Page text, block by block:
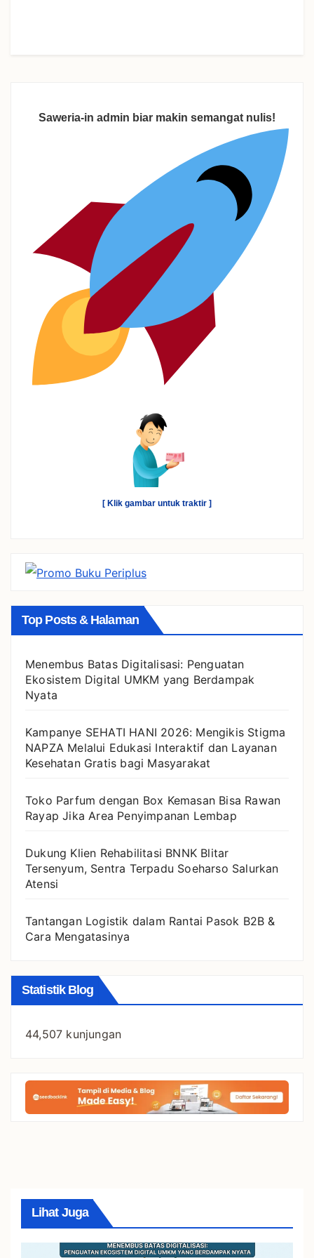
Saweria-in admin biar makin semangat nulis!
[ Klik gambar untuk traktir ]
Top Posts & Halaman
Menembus Batas Digitalisasi: Penguatan
Ekosistem Digital UMKM yang Berdampak
Nyata
Kampanye SEHATI HANI 2026: Mengikis Stigma
NAPZA Melalui Edukasi Interaktif dan Layanan
Kesehatan Gratis bagi Masyarakat
Toko Parfum dengan Box Kemasan Bisa Rawan
Rayap Jika Area Penyimpanan Lembap
Dukung Klien Rehabilitasi BNNK Blitar
Tersenyum, Sentra Terpadu Soeharso Salurkan
Atensi
Tantangan Logistik dalam Rantai Pasok B2B &
Cara Mengatasinya
Statistik Blog
44,507 kunjungan
Lihat Juga